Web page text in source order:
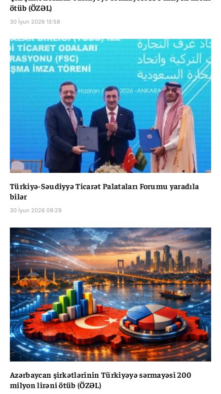
ötüb (ÖZƏL)
30 İyun 2026 13:58
Türkiyə-Səudiyyə Ticarət Palataları Forumu yaradıla
bilər
30 İyun 2026 09:29
Azərbaycan şirkətlərinin Türkiyəyə sərmayəsi 200
milyon lirəni ötüb (ÖZƏL)